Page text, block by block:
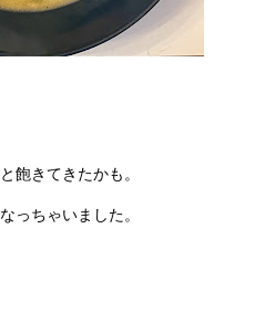
飽きてきたかも。
っちゃいました。